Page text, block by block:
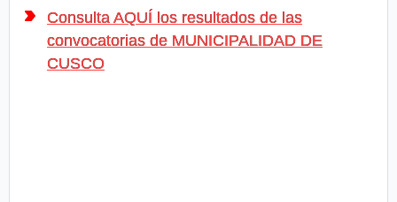
Consulta AQUÍ los resultados de las
convocatorias de MUNICIPALIDAD DE
CUSCO